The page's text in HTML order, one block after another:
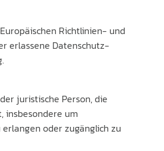
Richtlinien- und
erlassene Datenschutz-
juristische Person, die
insbesondere um
oder zugänglich zu